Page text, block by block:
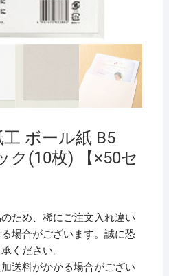
ボール紙 B5
ク(10枚) 【×50セ
ため、稀にご注文入れ違い
場合がございます。誠に恐
ください。
送料がかかる場合がござい